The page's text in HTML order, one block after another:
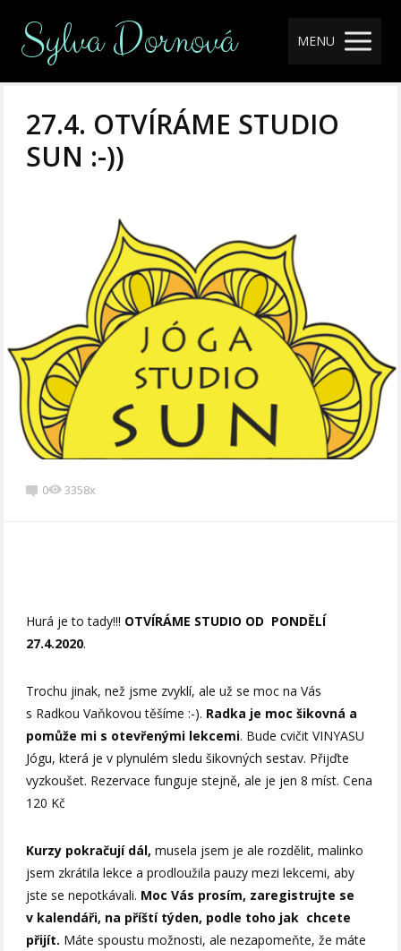
Sylva Dornová MENU
27.4. OTVÍRÁME STUDIO
SUN :-))
0 3358x
Hurá je to tady!!! OTVÍRÁME STUDIO OD PONDĚLÍ
27.4.2020.
Trochu jinak, než jsme zvyklí, ale už se moc na Vás
s Radkou Vaňkovou těšíme :-). Radka je moc šikovná a
pomůže mi s otevřenými lekcemi. Bude cvičit VINYASU
Jógu, která je v plynulém sledu šikovných sestav. Přijďte
vyzkoušet. Rezervace funguje stejně, ale je jen 8 míst. Cena
120 Kč
Kurzy pokračují dál, musela jsem je ale rozdělit, malinko
jsem zkrátila lekce a prodloužila pauzy mezi lekcemi, aby
jste se nepotkávali. Moc Vás prosím, zaregistrujte se
v kalendáři, na příští týden, podle toho jak chcete
přijít. Máte spoustu možnosti, ale nezapomeňte, že máte